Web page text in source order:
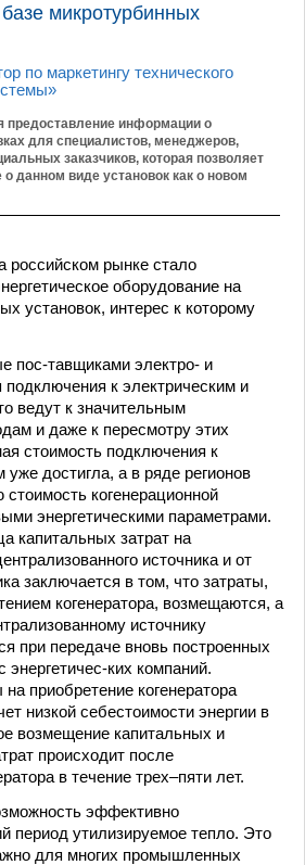
микротурбинных
по маркетингу технического
предоставление информации о
для специалистов, менеджеров,
заказчиков, которая позволяет
данном виде установок как о новом
российском рынке стало
оборудование на
установок, интерес к которому
пос-тавщиками электро- и
подключения к электрическим и
ведут к значительным
и даже к пересмотру этих
стоимость подключения к
уже достигла, а в ряде регионов
когенерационной
энергетическими параметрами.
капитальных затрат на
источника и от
заключается в том, что затраты,
когенератора, возмещаются, а
источнику
при передаче вновь построенных
энергетичес-ких компаний.
приобретение когенератора
низкой себестоимости энергии в
возмещение капитальных и
происходит после
в течение трех–пяти лет.
эффективно
период утилизируемое тепло. Это
для многих промышленных